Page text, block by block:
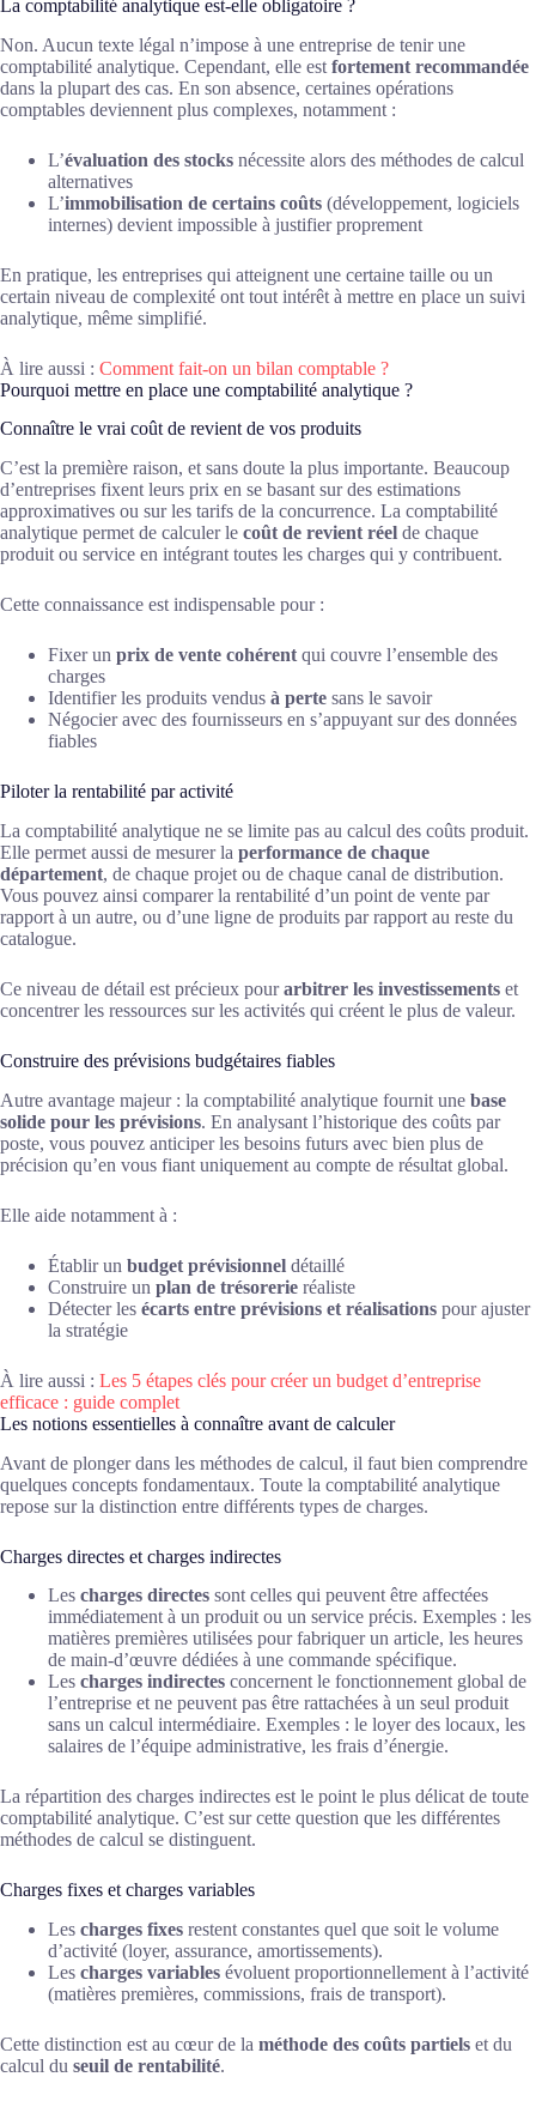
La comptabilité analytique est-elle obligatoire ?
Non. Aucun texte légal n’impose à une entreprise de tenir une
comptabilité analytique. Cependant, elle est fortement recommandée
dans la plupart des cas. En son absence, certaines opérations
comptables deviennent plus complexes, notamment :
L’évaluation des stocks nécessite alors des méthodes de calcul
alternatives
L’immobilisation de certains coûts (développement, logiciels
internes) devient impossible à justifier proprement
En pratique, les entreprises qui atteignent une certaine taille ou un
certain niveau de complexité ont tout intérêt à mettre en place un suivi
analytique, même simplifié.
À lire aussi : Comment fait-on un bilan comptable ?
Pourquoi mettre en place une comptabilité analytique ?
Connaître le vrai coût de revient de vos produits
C’est la première raison, et sans doute la plus importante. Beaucoup
d’entreprises fixent leurs prix en se basant sur des estimations
approximatives ou sur les tarifs de la concurrence. La comptabilité
analytique permet de calculer le coût de revient réel de chaque
produit ou service en intégrant toutes les charges qui y contribuent.
Cette connaissance est indispensable pour :
Fixer un prix de vente cohérent qui couvre l’ensemble des
charges
Identifier les produits vendus à perte sans le savoir
Négocier avec des fournisseurs en s’appuyant sur des données
fiables
Piloter la rentabilité par activité
La comptabilité analytique ne se limite pas au calcul des coûts produit.
Elle permet aussi de mesurer la performance de chaque
département, de chaque projet ou de chaque canal de distribution.
Vous pouvez ainsi comparer la rentabilité d’un point de vente par
rapport à un autre, ou d’une ligne de produits par rapport au reste du
catalogue.
Ce niveau de détail est précieux pourarbitrer les investissements et
concentrer les ressources sur les activités qui créent le plus de valeur.
Construire des prévisions budgétaires fiables
Autre avantage majeur : la comptabilité analytique fournit une base
solide pour les prévisions. En analysant l’historique des coûts par
poste, vous pouvez anticiper les besoins futurs avec bien plus de
précision qu’en vous fiant uniquement au compte de résultat global.
Elle aide notamment à :
Établir un budget prévisionnel détaillé
Construire un plan de trésorerie réaliste
Détecter les écarts entre prévisions et réalisations pour ajuster
la stratégie
À lire aussi : Les 5 étapes clés pour créer un budget d’entreprise
efficace : guide complet
Les notions essentielles à connaître avant de calculer
Avant de plonger dans les méthodes de calcul, il faut bien comprendre
quelques concepts fondamentaux. Toute la comptabilité analytique
repose sur la distinction entre différents types de charges.
Charges directes et charges indirectes
Les charges directes sont celles qui peuvent être affectées
immédiatement à un produit ou un service précis. Exemples : les
matières premières utilisées pour fabriquer un article, les heures
de main-d’œuvre dédiées à une commande spécifique.
Les charges indirectes concernent le fonctionnement global de
l’entreprise et ne peuvent pas être rattachées à un seul produit
sans un calcul intermédiaire. Exemples : le loyer des locaux, les
salaires de l’équipe administrative, les frais d’énergie.
La répartition des charges indirectes est le point le plus délicat de toute
comptabilité analytique. C’est sur cette question que les différentes
méthodes de calcul se distinguent.
Charges fixes et charges variables
Les charges fixes restent constantes quel que soit le volume
d’activité (loyer, assurance, amortissements).
Les charges variables évoluent proportionnellement à l’activité
(matières premières, commissions, frais de transport).
Cette distinction est au cœur de la méthode des coûts partiels et du
calcul du seuil de rentabilité.